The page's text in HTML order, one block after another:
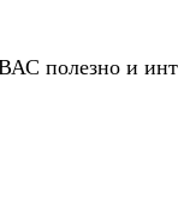
полезно и